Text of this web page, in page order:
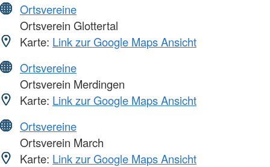
Ortsvereine
Ortsverein Glottertal
Karte: Link zur Google Maps Ansicht
Ortsvereine
Ortsverein Merdingen
Karte: Link zur Google Maps Ansicht
Ortsvereine
Ortsverein March
Karte: Link zur Google Maps Ansicht